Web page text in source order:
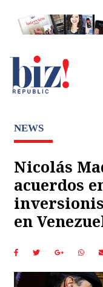
NEWS
Nicolás
acuerdos
en